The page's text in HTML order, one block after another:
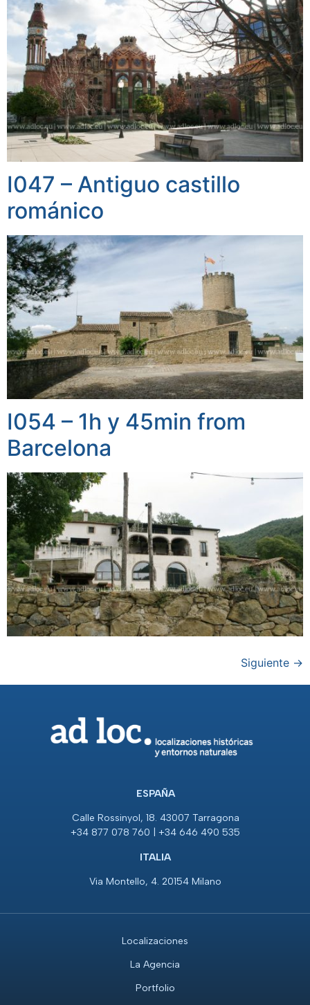
I047 – Antiguo castillo
románico
I054 – 1h y 45min from
Barcelona
Siguiente →
ESPAÑA
Calle Rossinyol, 18. 43007 Tarragona
+34 877 078 760 | +34 646 490 535
ITALIA
Via Montello, 4. 20154 Milano
Localizaciones
La Agencia
Portfolio